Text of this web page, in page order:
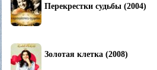
Перекрестки судьбы (2004)
Золотая клетка (2008)